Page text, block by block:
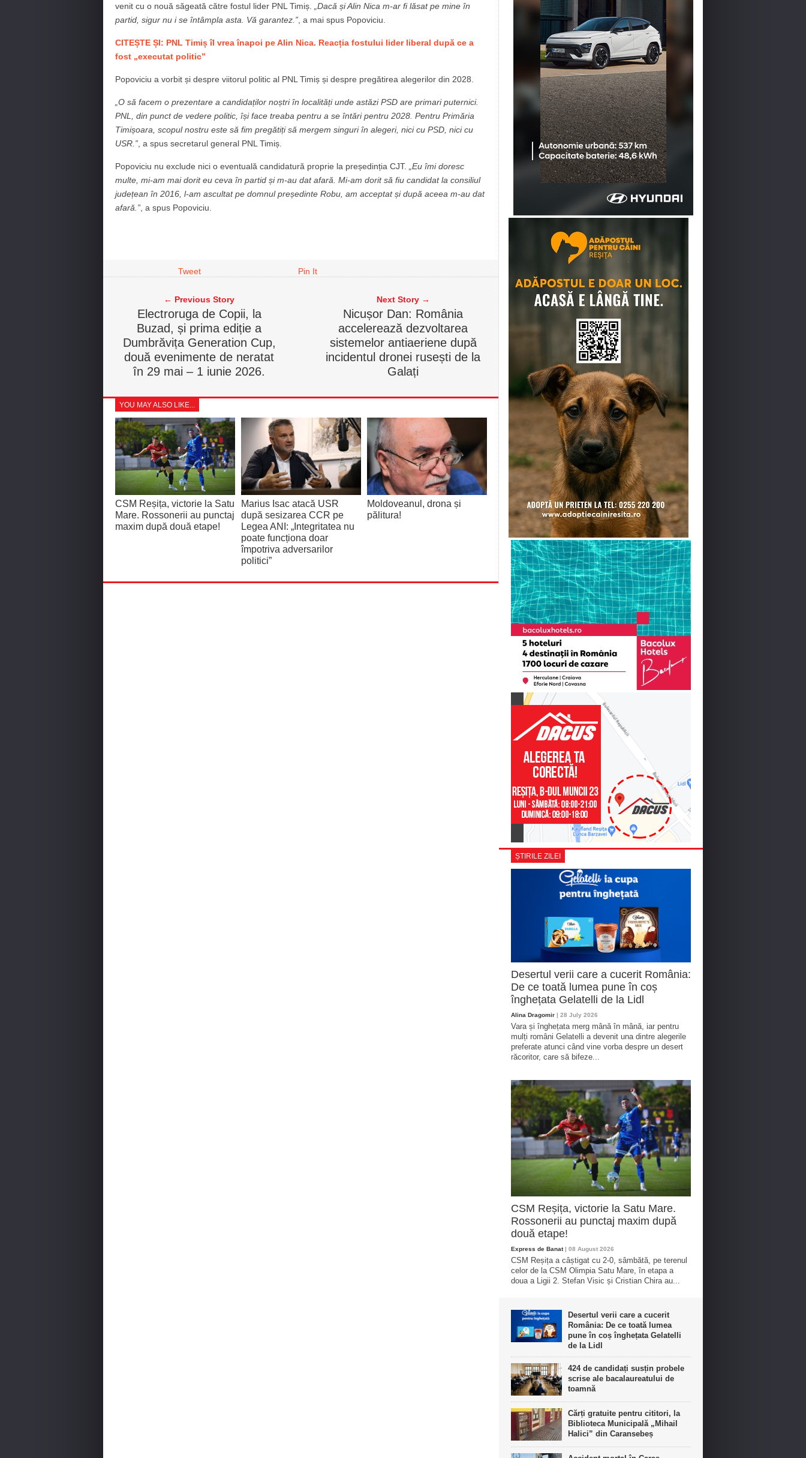
venit cu o nouă săgeată către fostul lider PNL Timiș.
„Dacă și Alin Nica m-ar fi lăsat pe mine în
partid, sigur nu i se întâmpla asta. Vă garantez.” , a mai spus Popoviciu.
CITEȘTE ȘI: PNL Timiș îl vrea înapoi pe Alin Nica. Reacția fostului lider liberal după ce a
fost „executat politic”
Popoviciu a vorbit și despre viitorul politic al PNL Timiș și despre pregătirea alegerilor din 2028.
„O să facem o prezentare a candidaților noștri în localități unde astăzi PSD are primari puternici.
PNL, din punct de vedere politic, își face treaba pentru a se întări pentru 2028. Pentru Primăria
Timișoara, scopul nostru este să fim pregătiți să mergem singuri în alegeri, nici cu PSD, nici cu
USR.” , a spus secretarul general PNL Timiș.
Popoviciu nu exclude nici o eventuală candidatură proprie la președinția CJT.
„Eu îmi doresc
multe, mi-am mai dorit eu ceva în partid și m-au dat afară. Mi-am dorit să fiu candidat la consiliul
județean în 2016, l-am ascultat pe domnul președinte Robu, am acceptat și după aceea m-au dat
afară. ” , a spus Popoviciu.
Tweet Pin It
← Previous Story
Electroruga de Copii, la
Buzad, și prima ediție a
Dumbrăvița Generation Cup,
două evenimente de neratat
în 29 mai – 1 iunie 2026.
Next Story →
Nicușor Dan: România
accelerează dezvoltarea
sistemelor antiaeriene după
incidentul dronei rusești de la
Galați
YOU MAY ALSO LIKE...
CSM Reșița, victorie la Satu
Mare. Rossonerii au punctaj
maxim după două etape!
Marius Isac atacă USR
după sesizarea CCR pe
Legea ANI: „Integritatea nu
poate funcționa doar
împotriva adversarilor
politici”
Moldoveanul, drona și
pălitura!
ȘTIRILE ZILEI
Desertul verii care a cucerit România:
De ce toată lumea pune în coș
înghețata Gelatelli de la Lidl
Alina Dragomir | 28 July 2026
Vara și înghețata merg mână în mână, iar pentru
mulți români Gelatelli a devenit una dintre alegerile
preferate atunci când vine vorba despre un desert
răcoritor, care să bifeze...
CSM Reșița, victorie la Satu Mare.
Rossonerii au punctaj maxim după
două etape!
Express de Banat| 08 August 2026
CSM Reșița a câștigat cu 2-0, sâmbătă, pe terenul
celor de la CSM Olimpia Satu Mare, în etapa a
doua a Ligii 2. Stefan Visic și Cristian Chira au...
Desertul verii care a cucerit
România: De ce toată lumea
pune în coș înghețata Gelatelli
de la Lidl
424 de candidați susțin probele
scrise ale bacalaureatului de
toamnă
Cărți gratuite pentru cititori, la
Biblioteca Municipală „Mihail
Halici” din Caransebeș